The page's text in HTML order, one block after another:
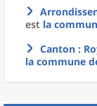
est la
Canton :
la commune